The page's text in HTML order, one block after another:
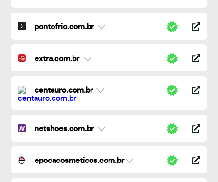
pontofrio.com.br
extra.com.br
centauro.com.br
netshoes.com.br
epocacosmeticos.com.br